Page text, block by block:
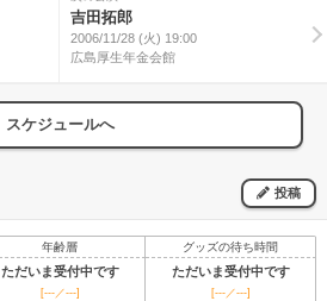
吉田拓郎
2006/11/28 (火) 19:00
広島厚生年金会館
スケジュールへ
投稿
年齢層 グッズの待ち時間
ただいま受付中です ただいま受付中です
[---／---] [---／---]